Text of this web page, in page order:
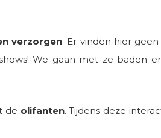
verzorgen. Er vinden hier
We gaan met ze baden
de olifanten. Tijdens deze